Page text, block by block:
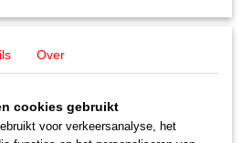
Over
cookies gebruikt
voor verkeersanalyse, het